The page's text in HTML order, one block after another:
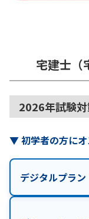
宅建士（
2026年試験
▼初学者の方に
デジタルプラン